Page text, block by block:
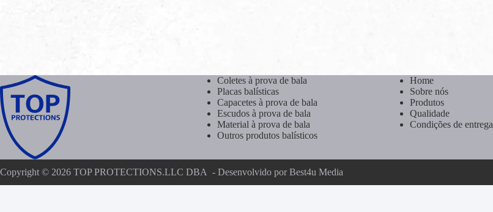
Coletes à prova de bala
Placas balísticas
Capacetes à prova de bala
Escudos à prova de bala
Material à prova de bala
Outros produtos balísticos
Home
Sobre nós
Produtos
Qualidade
Condições de entrega
Copyright © 2026 TOP PROTECTIONS.LLC DBA - Desenvolvido porBest4u Media